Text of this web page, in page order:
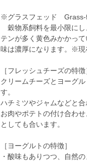
※グラスフェッド Grass-
穀物系飼料を最小限にし
テンが多く黄色みかかっ
味は濃厚になります。※現
［フレッシュチーズの特徴
クリームチーズとヨーグ
す。
ハチミツやジャムなどと
お肉やポテトの付け合わ
としても合います。
［ヨーグルトの特徴］
・酸味もありつつ、自然